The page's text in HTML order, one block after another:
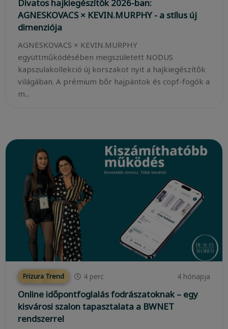
Divatos hajkiegészítők 2026-ban:
AGNESKOVACS × KEVIN.MURPHY - a stílus új
dimenziója
AGNESKOVACS × KEVIN.MURPHY
együttműködésében megszületett NODUS
kapszulakollekció új korszakot nyit a hajkiegészítők
világában. A prémium bőr hajpántok és copf-fogók a
m...
Frizura Trend 4 perc 4 hónapja
Online időpontfoglalás fodrászatoknak – egy
kisvárosi szalon tapasztalata a BWNET
rendszerrel